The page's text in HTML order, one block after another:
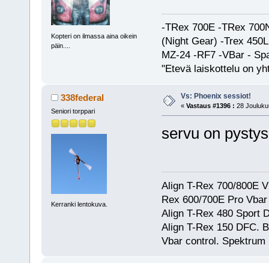
Kopteri on ilmassa aina oikein
päin....
-TRex 700E -TRex
(Night Gear) -Trex
MZ-24 -RF7 -VBar -
"Etevä laiskottelu on
338federal
Seniori torppari
Kerranki lentokuva.
Vs: Phoenix sessiot!
« Vastaus #1396 : 28
servu on
Align T-Rex 700/800E
Rex 600/700E Pro
Align T-Rex 480 Sport
Align T-Rex 150 DFC.
Vbar control.